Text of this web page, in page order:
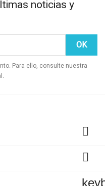
noticias y
Para ello, consulte nuestra

